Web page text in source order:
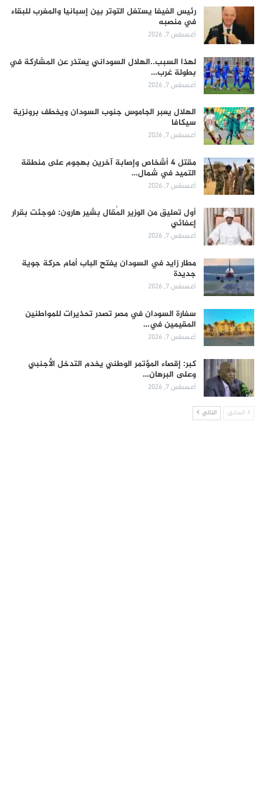
رئيس الفيفا يستغل التوتر بين إسبانيا والمغرب للبقاء
في منصبه
أغسطس 7, 2026
لهذا السبب..الهلال السوداني يعتذر عن المشاركة في
بطولة غرب…
أغسطس 7, 2026
الهلال يعبر الجاموس جنوب السودان ويخطف برونزية
سيكافا
أغسطس 7, 2026
مقتل 4 أشخاص وإصابة آخرين بهجوم على منطقة
التميد في شمال…
أغسطس 7, 2026
أول تعليق من الوزير المُقال بشير هارون: فوجئت بقرار
إعفائي
أغسطس 7, 2026
مطار زايد في السودان يفتح الباب أمام حركة جوية
جديدة
أغسطس 7, 2026
سفارة السودان في مصر تصدر تحذيرات للمواطنين
المقيمين في…
أغسطس 7, 2026
كبر: إقصاء المؤتمر الوطني يخدم التدخل الأجنبي
وعلى البرهان…
أغسطس 7, 2026
السابق التالي